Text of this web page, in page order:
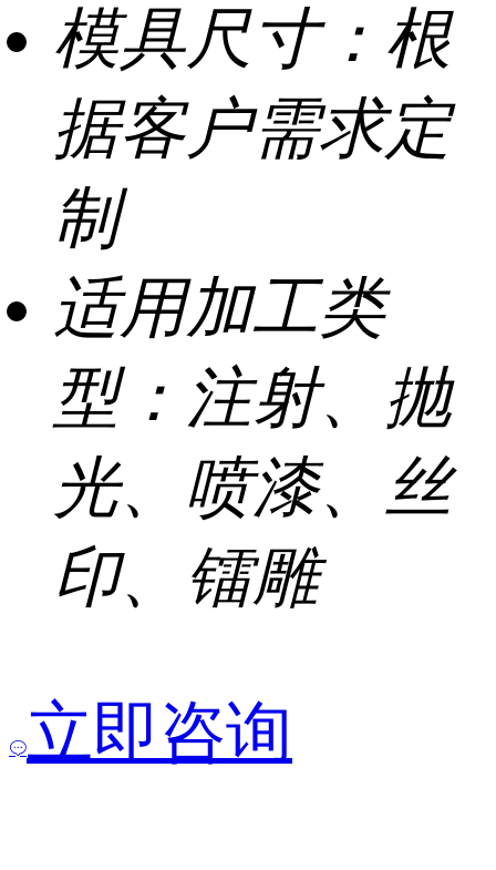
模具尺寸： 根
据客户需求定
制
适用加工类
型： 注射、抛
光、喷漆、丝
印、镭雕
立即咨询